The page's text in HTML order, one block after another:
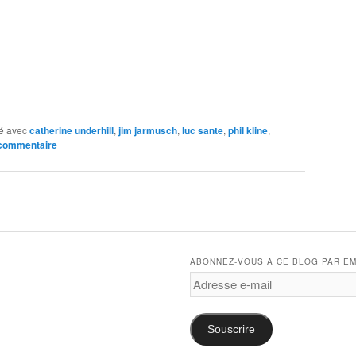
aveccatherine underhill, jim jarmusch, luc sante, phil kline,
ABONNEZ-VOUS À CE BLOG PAR
Adresse
e-
Souscrire